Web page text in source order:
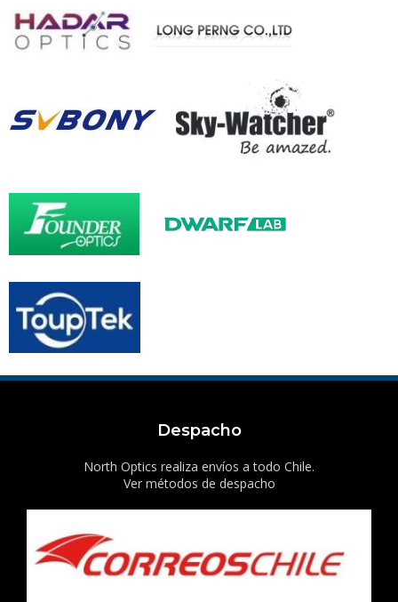
Despacho
North Optics realiza envíos a todo Chile.
Ver métodos de despacho